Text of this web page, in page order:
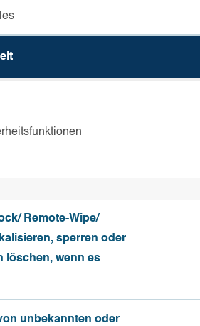
Remote-Wipe/
sperren oder
löschen, wenn es
unbekannten oder